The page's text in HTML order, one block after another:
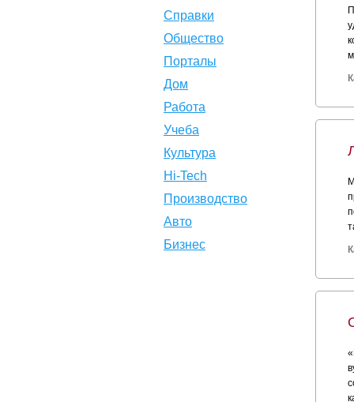
Справки
Общество
Порталы
Дом
Работа
Учеба
Культура
Hi-Tech
Производство
Авто
Бизнес